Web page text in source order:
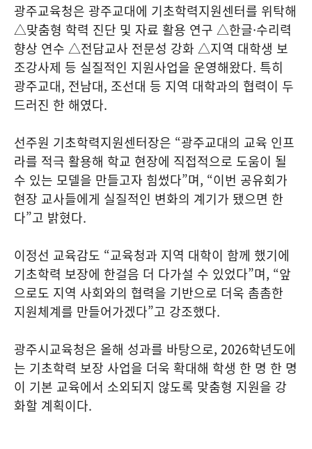
광주교육청은 광주교대에 기초학력지원센터를 위탁해
△맞춤형 학력 진단 및 자료 활용 연구 △한글·수리력
향상 연수 △전담교사 전문성 강화 △지역 대학생 보
조강사제 등 실질적인 지원사업을 운영해왔다. 특히
광주교대, 전남대, 조선대 등 지역 대학과의 협력이 두
드러진 한 해였다.
선주원 기초학력지원센터장은 “광주교대의 교육 인프
라를 적극 활용해 학교 현장에 직접적으로 도움이 될
수 있는 모델을 만들고자 힘썼다”며, “이번 공유회가
현장 교사들에게 실질적인 변화의 계기가 됐으면 한
다”고 밝혔다.
이정선 교육감도 “교육청과 지역 대학이 함께 했기에
기초학력 보장에 한걸음 더 다가설 수 있었다”며, “앞
으로도 지역 사회와의 협력을 기반으로 더욱 촘촘한
지원체계를 만들어가겠다”고 강조했다.
광주시교육청은 올해 성과를 바탕으로, 2026학년도에
는 기초학력 보장 사업을 더욱 확대해 학생 한 명 한 명
이 기본 교육에서 소외되지 않도록 맞춤형 지원을 강
화할 계획이다.